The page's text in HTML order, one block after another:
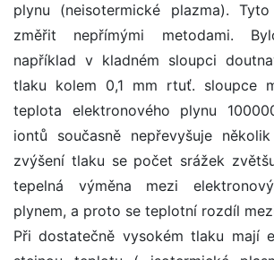
plynu (neisotermické plazma).
změřit nepřímými metodami.
například v kladném sloupci
tlaku kolem 0,1 mm rtuť. sloupce
teplota elektronového plynu
iontů současně nepřevyšuje
zvýšení tlaku se počet srážek
tepelná výměna mezi
plynem, a proto se teplotní rozdíl
Při dostatečně vysokém tlaku mají